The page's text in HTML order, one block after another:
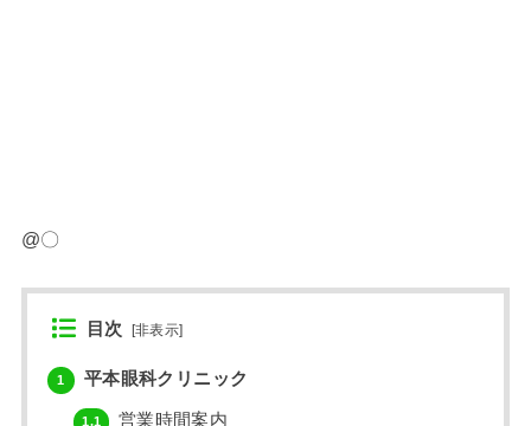
@〇
目次 [非表示]
1 平本眼科クリニック
1.1 営業時間案内